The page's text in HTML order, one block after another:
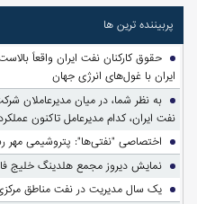
پربیننده ترین ها
حقوق کارکنان نفت ایران واقعاً
ایران با غول‌های انرژی جهان
به نظر شما، در میان مدیرعاملان
نفت ایران، کدام مدیرعامل تاکنون
اختصاصی "نفتی‌ها": پتروشیمی
نمایش دیروز مجمع هلدینگ خلیج
یک سال مدیریت در نفت مناطق